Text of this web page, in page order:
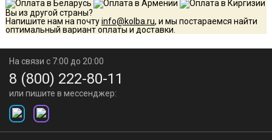
Вы из другой страны?
Напишите нам на почтуinfo@kolba.ru, и мы постараемся найти
оптимальный вариант оплаты и доставки.
На связи с 7:00 до 20:00
8 (800) 222-80-11
или пишите в мессенджер: